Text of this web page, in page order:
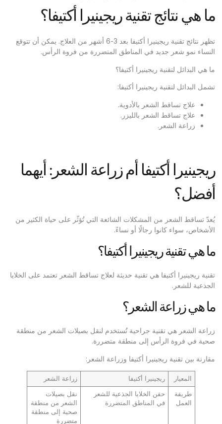
ما هي نتائج تقنية ريجينيرا أكتيفا؟
تظهر نتائج تقنية ريجينيرا أكتيفا بعد 3-6 أشهر من العلاج. يمكن أن تتوقع
النساء نمو شعر جديد في المناطق المتضررة من فروة الرأس.
ما هي البدائل لتقنية ريجينيرا أكتيفا؟
تشمل البدائل لتقنية ريجينيرا أكتيفا:
علاج تساقط الشعر بالأدوية.
علاج تساقط الشعر بالليزر.
زراعة الشعر.
ريجينيرا أكتيفا أم زراعة الشعر: أيهما
أفضل؟
يُعدّ تساقط الشعر من المشكلات الشائعة التي تُؤثّر على حياة الكثير من
الأشخاص، سواء كانوا رجالًا أو نساءً.
ما هي تقنية ريجينيرا أكتيفا؟
تقنية ريجينيرا أكتيفا هي تقنية حديثة لعلاج تساقط الشعر تعتمد على الخلايا
الجذعية للشعر.
ما هي زراعة الشعر؟
زراعة الشعر هي تقنية جراحية تُستخدم لنقل بصيلات الشعر من منطقة
صحية في فروة الرأس إلى منطقة متضررة.
مقارنة بين تقنية ريجينيرا أكتيفا وزراعة الشعر:
المعيار ريجينيرا أكتيفا زراعة الشعر
طريقة
العمل
حقن الخلايا الجذعية للشعر
في المناطق المتضررة
نقل بصيلات
الشعر من منطقة
صحية إلى منطقة
متضررة